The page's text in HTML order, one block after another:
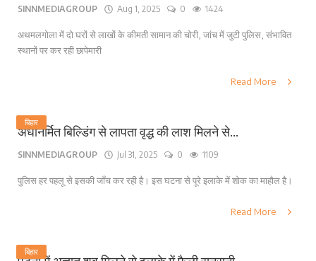
SINNMEDIAGROUP Aug 1, 2025 0 1424
अथमलगोला में दो घरों से लाखों के कीमती सामान की चोरी, जांच में जुटी पुलिस, संभावित
स्थानों पर कर रही छापेमारी
Read More
बिहार
अर्धनिर्मित बिल्डिंग से लापता वृद्ध की लाश मिलने से...
SINNMEDIAGROUP Jul 31, 2025 0 1109
पुलिस हर पहलू से इसकी जाँच कर रही है। इस घटना से पूरे इलाके में शोक का माहौल है।
Read More
बिहार